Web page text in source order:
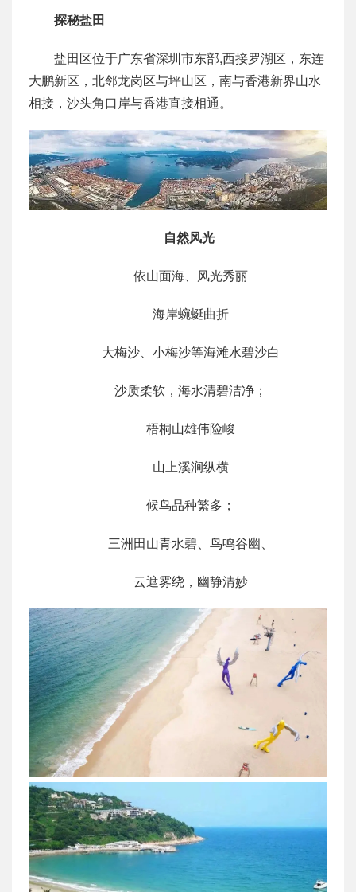
探秘盐田
盐田区位于广东省深圳市东部,西接罗湖区，东连
大鹏新区，北邻龙岗区与坪山区，南与香港新界山水
相接，沙头角口岸与香港直接相通。
自然风光
依山面海、风光秀丽
海岸蜿蜒曲折
大梅沙、小梅沙等海滩水碧沙白
沙质柔软，海水清碧洁净；
梧桐山雄伟险峻
山上溪涧纵横
候鸟品种繁多；
三洲田山青水碧、鸟鸣谷幽、
云遮雾绕，幽静清妙